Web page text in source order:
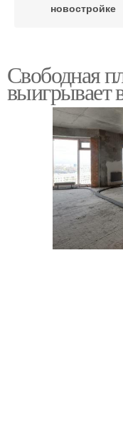
новостройке
Выгода из
планировки
Планировки под
Свободная
выигрывает